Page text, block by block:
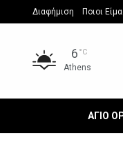
Διαφήμιση Ποιοι
6 °C
Athens
ΑΓΙΟ